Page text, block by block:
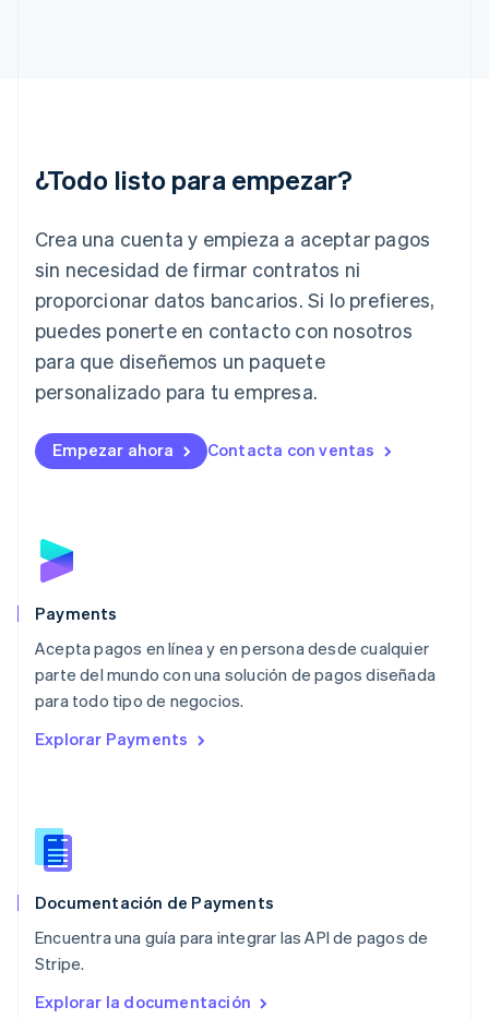
¿Todo listo para empezar?
Crea una cuenta y empieza a aceptar pagos
sin necesidad de firmar contratos ni
proporcionar datos bancarios. Si lo prefieres,
puedes ponerte en contacto con nosotros
para que diseñemos un paquete
personalizado para tu empresa.
Empezar ahora Contacta con ventas
Payments
Acepta pagos en línea y en persona desde cualquier
parte del mundo con una solución de pagos diseñada
para todo tipo de negocios.
Explorar Payments
Documentación de Payments
Encuentra una guía para integrar las API de pagos de
Stripe.
Explorar la documentación
Irlanda
Italia
English
Japón
日本語English
Letonia
Liechtenstein
DeutschEnglish
English
Luxemburgo
Malta
English
Español
English
Nueva Zelandia
English
NederlandsEnglish
Português
RAE de Hong Kong, China
Reino Unido
República Checa
English
English